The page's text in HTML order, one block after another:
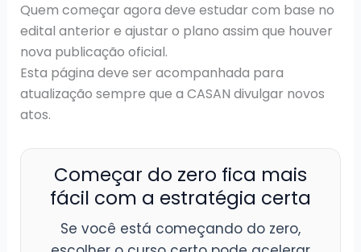
Quem começar agora deve estudar com base no
edital anterior e ajustar o plano assim que houver
nova publicação oficial.
Esta página deve ser acompanhada para
atualização sempre que a CASAN divulgar novos
atos.
Começar do zero fica mais
fácil com a estratégia certa
Se você está começando do zero,